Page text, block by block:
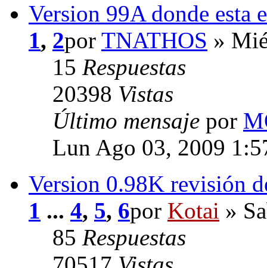
Version 99A donde esta
1, 2por TNATHOS »
15 Respuestas
20398 Vistas
Último mensaje por
Lun Ago 03, 2009
Version 0.98K revisión
1 ... 4, 5, 6por Kotai »
85 Respuestas